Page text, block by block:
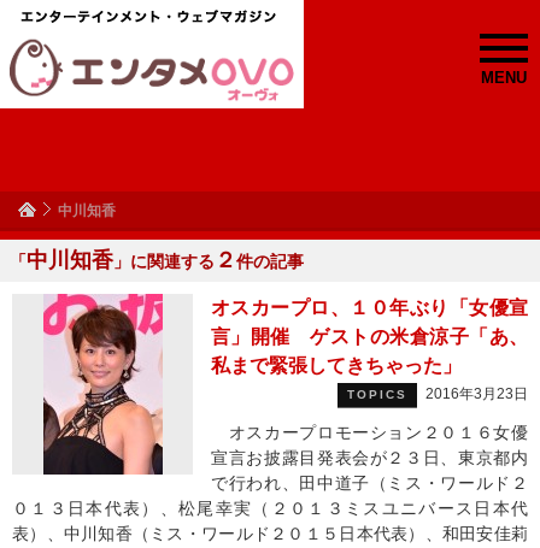
MENU
中川知香
「中川知香 」に関連する ２件の記事
オスカープロ、１０年ぶり「女優宣
言」開催 ゲストの米倉涼子「あ、
私まで緊張してきちゃった」
TOPICS 2016年3月23日
オスカープロモーション２０１６女優
宣言お披露目発表会が２３日、東京都内
で行われ、田中道子（ミス・ワールド２
０１３日本代表）、松尾幸実（２０１３ミスユニバース日本代
表）、中川知香（ミス・ワールド２０１５日本代表）、和田安佳莉